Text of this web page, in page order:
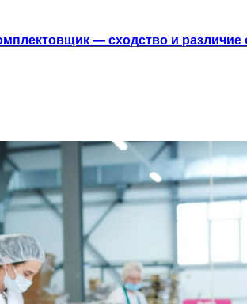
— сходство и различие